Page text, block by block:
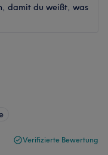
damit du weißt, was
Verifizierte Bewertung